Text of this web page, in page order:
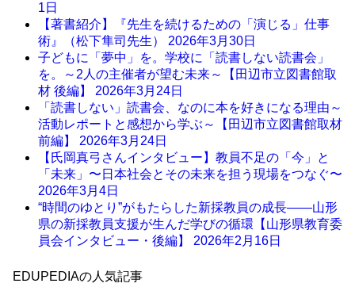
1日
【著書紹介】『先生を続けるための「演じる」仕事
術』（松下隼司先生） 2026年3月30日
子どもに「夢中」を。学校に「読書しない読書会」
を。～2人の主催者が望む未来～【田辺市立図書館取
材 後編】 2026年3月24日
「読書しない」読書会、なのに本を好きになる理由～
活動レポートと感想から学ぶ～【田辺市立図書館取材
前編】 2026年3月24日
【氏岡真弓さんインタビュー】教員不足の「今」と
「未来」〜日本社会とその未来を担う現場をつなぐ〜
2026年3月4日
“時間のゆとり”がもたらした新採教員の成長――山形
県の新採教員支援が生んだ学びの循環【山形県教育委
員会インタビュー・後編】 2026年2月16日
EDUPEDIAの人気記事